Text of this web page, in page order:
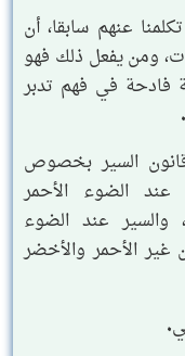
عنهم سابقا، أن
ومن يفعل ذلك فهو
فادحة في فهم تدبر
السير بخصوص
الضوء الأحمر
والسير عند الضوء
غير الأحمر والأخضر